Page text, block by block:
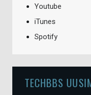
Youtube
iTunes
Spotify
TECHBBS